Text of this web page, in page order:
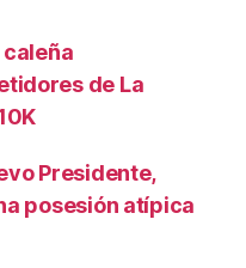
caleña
de La
Presidente,
posesión atípica